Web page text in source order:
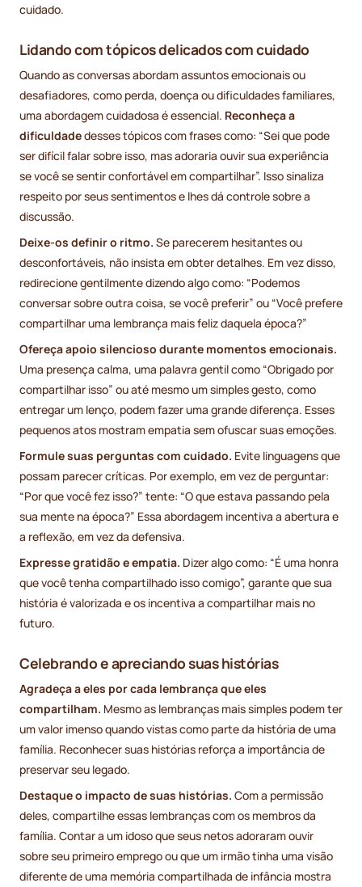
cuidado.
Lidando com tópicos delicados com cuidado
Quando as conversas abordam assuntos emocionais ou
desafiadores, como perda, doença ou dificuldades familiares,
uma abordagem cuidadosa é essencial. Reconheça a
dificuldadedesses tópicos com frases como: “Sei que pode
ser difícil falar sobre isso, mas adoraria ouvir sua experiência
se você se sentir confortável em compartilhar”. Isso sinaliza
respeito por seus sentimentos e lhes dá controle sobre a
discussão.
Deixe-os definir o ritmo. Se parecerem hesitantes ou
desconfortáveis, não insista em obter detalhes. Em vez disso,
redirecione gentilmente dizendo algo como: “Podemos
conversar sobre outra coisa, se você preferir” ou “Você prefere
compartilhar uma lembrança mais feliz daquela época?”
Ofereça apoio silencioso durante momentos emocionais.
Uma presença calma, uma palavra gentil como “Obrigado por
compartilhar isso” ou até mesmo um simples gesto, como
entregar um lenço, podem fazer uma grande diferença. Esses
pequenos atos mostram empatia sem ofuscar suas emoções.
Formule suas perguntas com cuidado. Evite linguagens que
possam parecer críticas. Por exemplo, em vez de perguntar:
“Por que você fez isso?” tente: “O que estava passando pela
sua mente na época?” Essa abordagem incentiva a abertura e
a reflexão, em vez da defensiva.
Expresse gratidão e empatia. Dizer algo como: “É uma honra
que você tenha compartilhado isso comigo”, garante que sua
história é valorizada e os incentiva a compartilhar mais no
futuro.
Celebrando e apreciando suas histórias
Agradeça a eles por cada lembrança que eles
compartilham. Mesmo as lembranças mais simples podem ter
um valor imenso quando vistas como parte da história de uma
família. Reconhecer suas histórias reforça a importância de
preservar seu legado.
Destaque o impacto de suas histórias. Com a permissão
deles, compartilhe essas lembranças com os membros da
família. Contar a um idoso que seus netos adoraram ouvir
sobre seu primeiro emprego ou que um irmão tinha uma visão
diferente de uma memória compartilhada de infância mostra